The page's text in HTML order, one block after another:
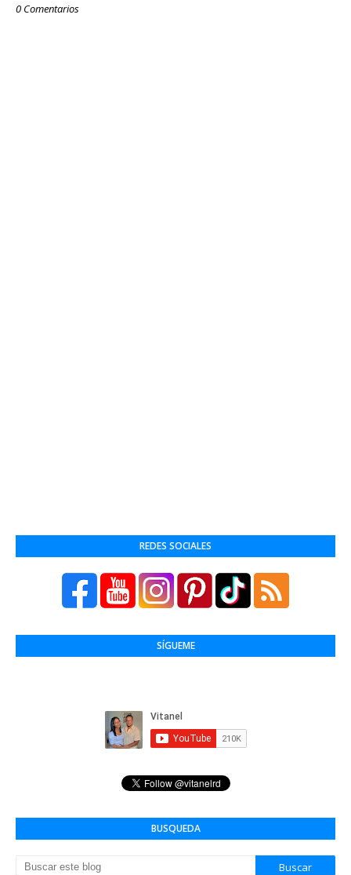
0 Comentarios
REDES SOCIALES
SÍGUEME
BUSQUEDA